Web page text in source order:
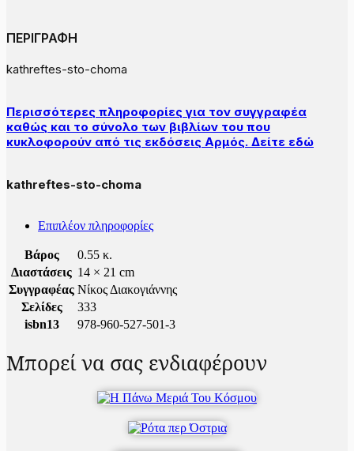
ΠΕΡΙΓΡΑΦΗ
kathreftes-sto-choma
Περισσότερες πληροφορίες για τον συγγραφέα
καθώς και το σύνολο των βιβλίων του που
κυκλοφορούν από τις εκδόσεις Αρμός. Δείτε εδώ
kathreftes-sto-choma
Επιπλέον πληροφορίες
Βάρος
0.55 κ.
Διαστάσεις 14 × 21 cm
Συγγραφέας Νίκος Διακογιάννης
Σελίδες
333
isbn13
978-960-527-501-3
Μπορεί να σας ενδιαφέρουν